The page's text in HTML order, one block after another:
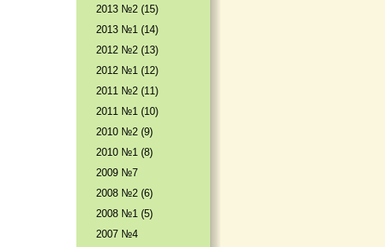
2013 №2 (15)
2013 №1 (14)
2012 №2 (13)
2012 №1 (12)
2011 №2 (11)
2011 №1 (10)
2010 №2 (9)
2010 №1 (8)
2009 №7
2008 №2 (6)
2008 №1 (5)
2007 №4